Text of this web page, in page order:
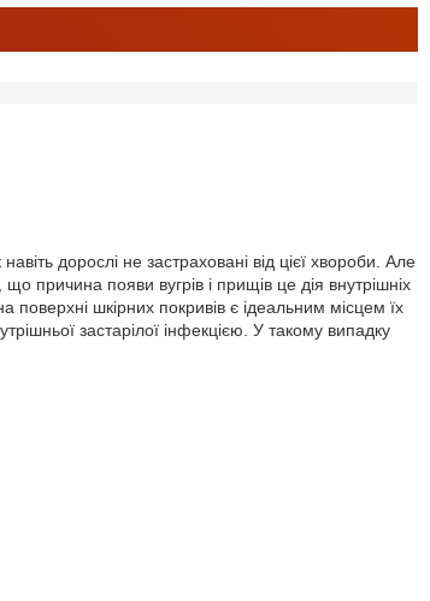
дорослі не застраховані від цієї хвороби. Але
причина появи вугрів і прищів це дія внутрішніх
поверхні шкірних покривів є ідеальним місцем їх
застарілої інфекцією. У такому випадку